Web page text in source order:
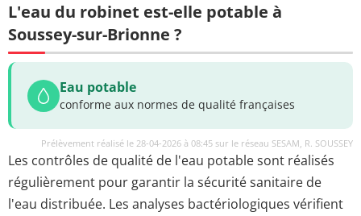
L'eau du robinet est-elle potable à
Soussey-sur-Brionne ?
Eau potable
conforme aux normes de qualité françaises
Prélèvement réalisé le 28-04-2026 à 08:45 sur le réseau SESAM, R. SOUSSEY
Les contrôles de qualité de l'eau potable sont réalisés
régulièrement pour garantir la sécurité sanitaire de
l'eau distribuée. Les analyses bactériologiques vérifient